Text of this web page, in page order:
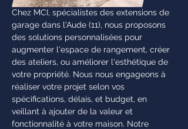
Chez MCI, spécialistes des extensions de
garage dans l'Aude (11), nous proposons
des solutions personnalisées pour
augmenter l'espace de rangement, créer
des ateliers, ou améliorer l'esthétique de
votre propriété. Nous nous engageons à
réaliser votre projet selon vos
spécifications, délais, et budget, en
veillant à ajouter de la valeur et
fonctionnalité à votre maison. Notre